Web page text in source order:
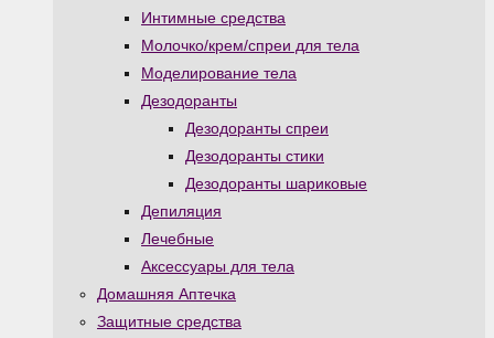
Интимные средства
Молочко/крем/спреи для тела
Моделирование тела
Дезодоранты
Дезодоранты спреи
Дезодоранты стики
Дезодоранты шариковые
Депиляция
Лечебные
Аксессуары для тела
Домашняя Аптечка
Защитные средства